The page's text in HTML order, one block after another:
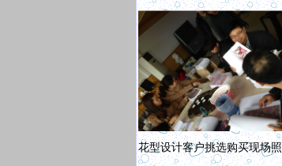
花型设计客户挑选购买现场照